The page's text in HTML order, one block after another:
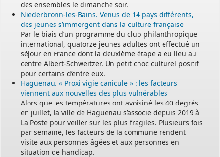
des ensembles le dimanche soir.
Niederbronn-les-Bains. Venus de 14 pays différents,
des jeunes s’immergent dans la culture française
Par le biais d’un programme du club philanthropique
international, quatorze jeunes adultes ont effectué un
séjour en France dont la deuxième étape a eu lieu au
centre Albert-Schweitzer. Un petit choc culturel positif
pour certains d’entre eux.
Haguenau. « Proxi vigie canicule » : les facteurs
viennent aux nouvelles des plus vulnérables
Alors que les températures ont avoisiné les 40 degrés
en juillet, la ville de Haguenau s’associe depuis 2019 à
La Poste pour veiller sur les plus fragiles. Plusieurs fois
par semaine, les facteurs de la commune rendent
visite aux personnes âgées et aux personnes en
situation de handicap.